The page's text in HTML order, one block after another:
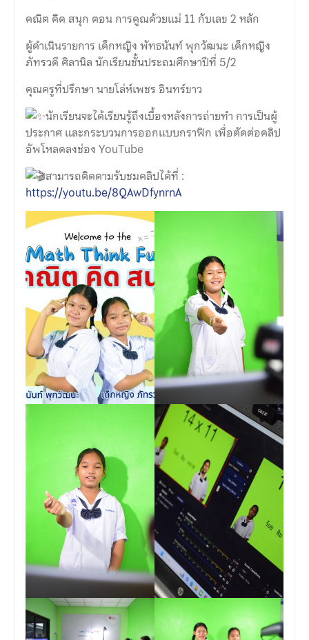
คณิต คิด สนุก ตอน การคูณด้วยแม่ 11 กับเลข 2 หลัก
ผู้ดำเนินรายการ เด็กหญิง พัทธนันท์ พุกวัฒนะ เด็กหญิง
ภัทรวดี ศิลานิล นักเรียนชั้นประถมศึกษาปีที่ 5/2
คุณครูที่ปรึกษา นายโล่ห์เพชร อินทร์ขาว
นักเรียนจะได้เรียนรู้ถึงเบื้องหลังการถ่ายทำ การเป็นผู้
ประกาศ และกระบวนการออกแบบกราฟิก เพื่อตัดต่อคลิป
อัพโหลดลงช่อง YouTube
สามารถติดตามรับชมคลิปได้ที่ :
https://youtu.be/8QAwDfynrnA